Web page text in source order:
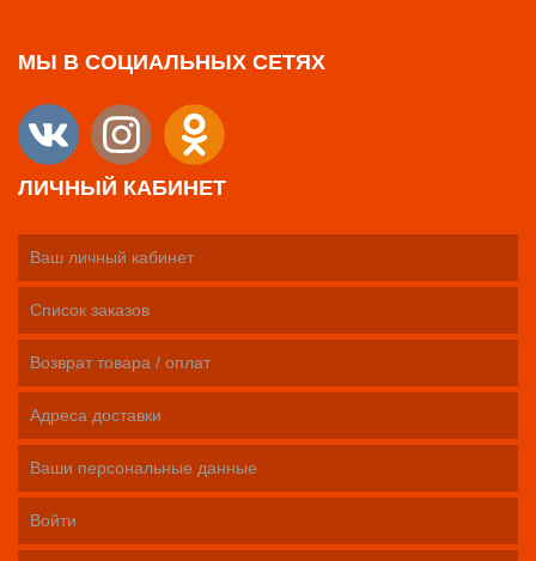
МЫ В СОЦИАЛЬНЫХ СЕТЯХ
ЛИЧНЫЙ КАБИНЕТ
Ваш личный кабинет
Список заказов
Возврат товара / оплат
Адреса доставки
Ваши персональные данные
Войти